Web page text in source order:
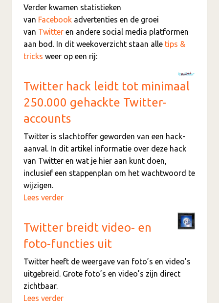
Verder kwamen statistieken
van Facebook advertenties en de groei
van Twitter en andere social media platformen
aan bod. In dit weekoverzicht staan alle tips &
tricks weer op een rij:
Twitter hack leidt tot minimaal
250.000 gehackte Twitter-
accounts
Twitter is slachtoffer geworden van een hack-
aanval. In dit artikel informatie over deze hack
van Twitter en wat je hier aan kunt doen,
inclusief een stappenplan om het wachtwoord te
wijzigen.
Lees verder
Twitter breidt video- en
foto-functies uit
Twitter heeft de weergave van foto’s en video’s
uitgebreid. Grote foto’s en video’s zijn direct
zichtbaar.
Lees verder